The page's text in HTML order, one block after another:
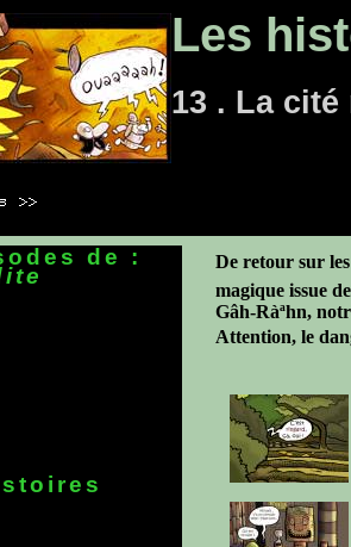
Les
13 . La cité
de :
De retour sur les
magique issue
Gâh-Ràªhn,
Attention, le